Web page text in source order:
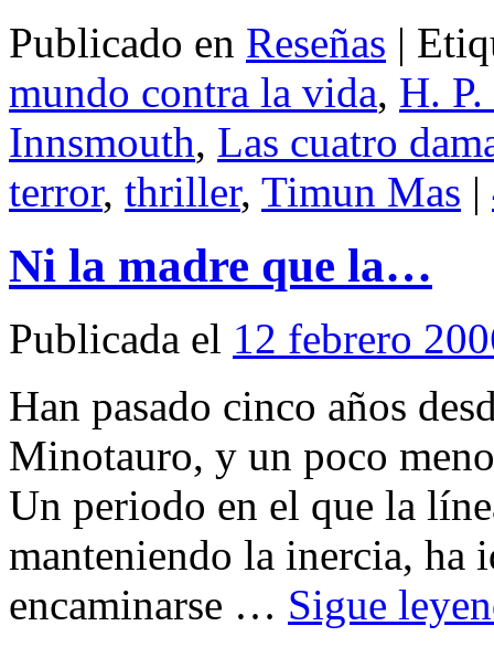
Publicado en Reseñas |
mundo contra la vida, H.
Innsmouth, Las cuatro
terror, thriller, Timun Mas |
Ni la madre que la…
Publicada el 12 febrero
Han pasado cinco años
Minotauro, y un poco
Un periodo en el que la
manteniendo la inercia, ha
encaminarse … Sigue